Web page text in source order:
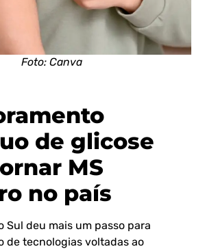
Foto: Canva
de glicose
MS
no país
Sul deu mais um passo para
de tecnologias voltadas ao